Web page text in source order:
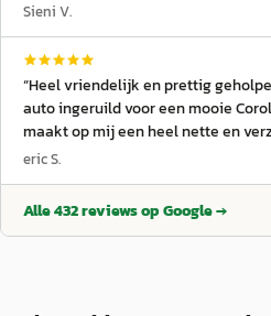
Sieni V.
“Heel vriendelijk en prettig
auto ingeruild voor een mooie
maakt op mij een heel nette en
mij een prettig bezoek en ik kan
ingepakt als kado'tje met een fles
genaamd Rob, heeft mij geweldig geholpen.
eric S.
Alle432reviews op Google →